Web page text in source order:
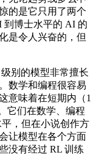
的是它只用了两个
到博士水平的 AI 的
是令人兴奋的，但
别的模型非常擅长
数学和编程很容易
意味着在短期内（1
它们在数学、编程
，但在小说创作方
让模型在各个方面
没有经过 RL 训练